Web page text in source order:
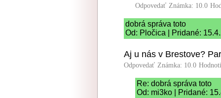
Odpovedať Známka: 10.0
dobrá správa toto
Od: Pločica | Pridané:
Aj u nás v Brestove?
Odpovedať Známka: 10.0
Re: dobrá správa toto
Od: mi3ko | Pridané: